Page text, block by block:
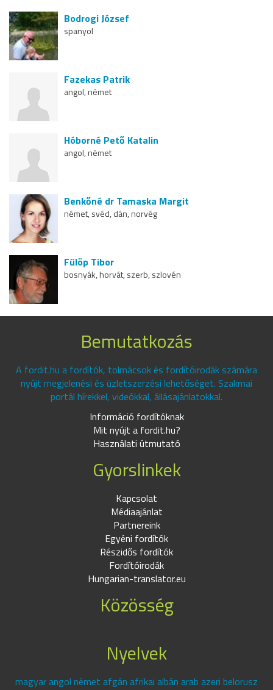
Bodrogi József
spanyol
Fazekas Patrik
angol, német
Hóborné Pető Katalin
angol, német
Benkőné dr Tamaska Margit
német, svéd, dán, norvég
Fülöp Tibor
bosnyák, horvát, szerb, szlovén
Bemutatkozás
A fordit.hu a fordítók, tolmácsok és fordítóirodák számára
nyújt megjelenési és üzletszerzési lehetőséget. Szakmai
portál hírekkel, videókkal, állásajánlatokkal.
Információ fordítóknak
Mit nyújt a fordit.hu?
Használati útmutató
Gyorslinkek
Kapcsolat
Médiaajánlat
Partnereink
Egyéni fordítók
Részidős fordítók
Fordítóirodák
Hungarian-translator.eu
Közösség
Nyelvek
magyar angol német afgán afrikai albán arab azeri belorusz